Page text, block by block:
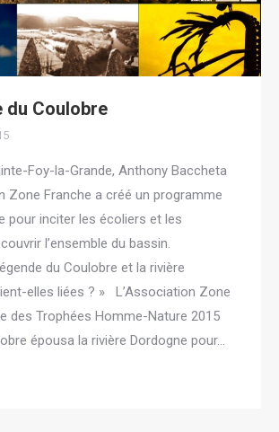
du Coulobre
Foy-la-Grande, Anthony Baccheta
Zone Franche a créé un programme
pour inciter les écoliers et les
l’ensemble du bassin.
du Coulobre et la rivière
elles liées ? » L’Association Zone
des Trophées Homme-Nature 2015
épousa la rivière Dordogne pour…